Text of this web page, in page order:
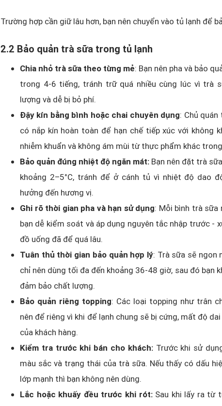
Trường hợp cần giữ lâu hơn, bạn nên chuyển vào tủ lạnh để
2.2 Bảo quản trà sữa trong tủ lạnh
Chia nhỏ trà sữa theo từng mẻ: Bạn nên pha và bảo
trong 4-6 tiếng, tránh trữ quá nhiều cùng lúc vì trà
lượng và dễ bị bỏ phí.
Đậy kín bằng bình hoặc chai chuyên dụng: Chủ
có nắp kín hoàn toàn để hạn chế tiếp xúc với không
nhiễm khuẩn và không ám mùi từ thực phẩm khác
Bảo quản đúng nhiệt độ ngăn mát: Bạn nên đặt trà
khoảng 2–5°C, tránh để ở cánh tủ vì nhiệt độ dao
hưởng đến hương vị.
Ghi rõ thời gian pha và hạn sử dụng: Mỗi bình trà sữa
bạn dễ kiểm soát và áp dụng nguyên tắc nhập trước -
đồ uống đã để quá lâu.
Tuân thủ thời gian bảo quản hợp lý: Trà sữa sẽ ngon
chỉ nên dùng tối đa đến khoảng 36-48 giờ, sau đó bạn
đảm bảo chất lượng.
Bảo quản riêng topping: Các loại topping như trân
nên để riêng vì khi để lạnh chung sẽ bị cứng, mất độ
của khách hàng.
Kiểm tra trước khi bán cho khách:Trước khi sử
màu sắc và trạng thái của trà sữa. Nếu thấy có dấu
lớp mạnh thì bạn không nên dùng.
Lắc hoặc khuấy đều trước khi rót: Sau khi lấy ra từ